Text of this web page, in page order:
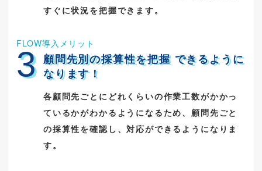
すぐに状況を把握できます。
3
FLOW導入メリット
顧問先別の採算性を把握できるように
なります！
各顧問先ごとにどれくらいの作業工数がかかっ
ているかがわかるようになるため、顧問先ごと
の採算性を確認し、対応ができるようになりま
す。